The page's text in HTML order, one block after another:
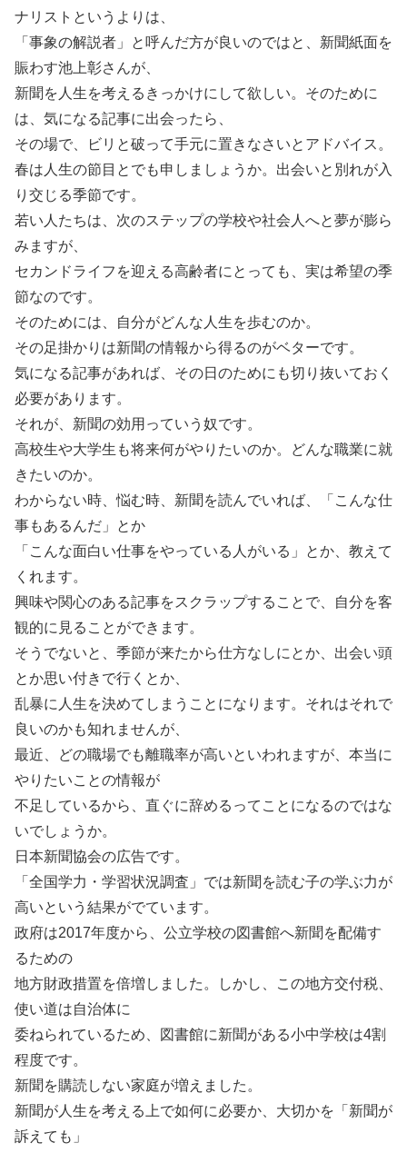
ナリストというよりは、
「事象の解説者」と呼んだ方が良いのではと、新聞紙面を
賑わす池上彰さんが、
新聞を人生を考えるきっかけにして欲しい。そのために
は、気になる記事に出会ったら、
その場で、ビリと破って手元に置きなさいとアドバイス。
春は人生の節目とでも申しましょうか。出会いと別れが入
り交じる季節です。
若い人たちは、次のステップの学校や社会人へと夢が膨ら
みますが、
セカンドライフを迎える高齢者にとっても、実は希望の季
節なのです。
そのためには、自分がどんな人生を歩むのか。
その足掛かりは新聞の情報から得るのがベターです。
気になる記事があれば、その日のためにも切り抜いておく
必要があります。
それが、新聞の効用っていう奴です。
高校生や大学生も将来何がやりたいのか。どんな職業に就
きたいのか。
わからない時、悩む時、新聞を読んでいれば、「こんな仕
事もあるんだ」とか
「こんな面白い仕事をやっている人がいる」とか、教えて
くれます。
興味や関心のある記事をスクラップすることで、自分を客
観的に見ることができます。
そうでないと、季節が来たから仕方なしにとか、出会い頭
とか思い付きで行くとか、
乱暴に人生を決めてしまうことになります。それはそれで
良いのかも知れませんが、
最近、どの職場でも離職率が高いといわれますが、本当に
やりたいことの情報が
不足しているから、直ぐに辞めるってことになるのではな
いでしょうか。
日本新聞協会の広告です。
「全国学力・学習状況調査」では新聞を読む子の学ぶ力が
高いという結果がでています。
政府は2017年度から、公立学校の図書館へ新聞を配備す
るための
地方財政措置を倍増しました。しかし、この地方交付税、
使い道は自治体に
委ねられているため、図書館に新聞がある小中学校は4割
程度です。
新聞を購読しない家庭が増えました。
新聞が人生を考える上で如何に必要か、大切かを「新聞が
訴えても」